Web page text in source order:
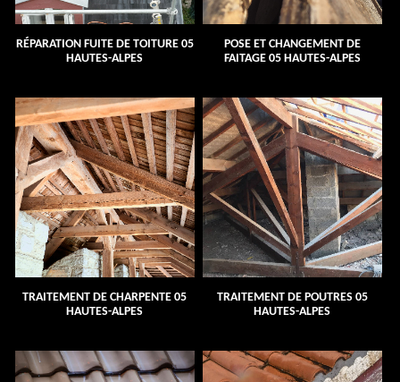
RÉPARATION FUITE DE TOITURE 05
HAUTES-ALPES
POSE ET CHANGEMENT DE
FAITAGE 05 HAUTES-ALPES
TRAITEMENT DE CHARPENTE 05
HAUTES-ALPES
TRAITEMENT DE POUTRES 05
HAUTES-ALPES